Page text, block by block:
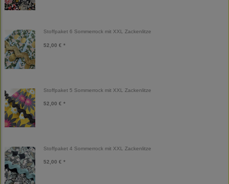
Stoffpaket 6 Sommerrock mit XXL Zackenlitze
52,00 € *
Stoffpaket 5 Sommerrock mit XXL Zackenlitze
52,00 € *
Stoffpaket 4 Sommerrock mit XXL Zackenlitze
52,00 € *